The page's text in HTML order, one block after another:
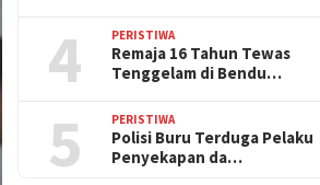
4 PERISTIWA
Remaja 16 Tahun Tewas
Tenggelam di Bendu…
5 PERISTIWA
Polisi Buru Terduga Pelaku
Penyekapan da…